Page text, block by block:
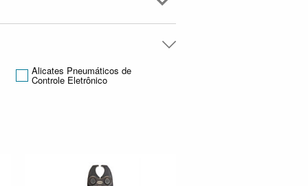
Alicates Pneumáticos de
Controle Eletrônico